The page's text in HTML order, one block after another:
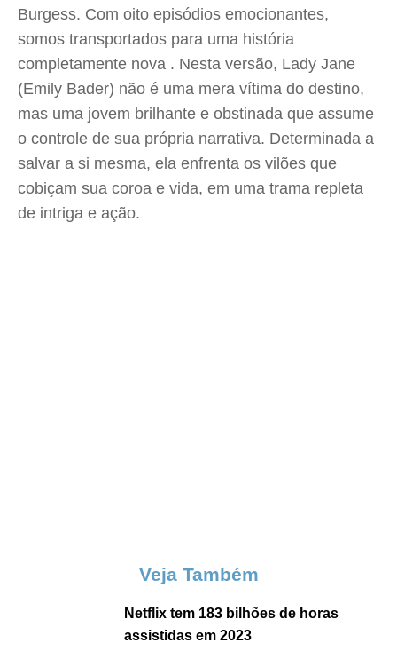
Burgess. Com oito episódios emocionantes,
somos transportados para uma história
completamente nova . Nesta versão, Lady Jane
(Emily Bader) não é uma mera vítima do destino,
mas uma jovem brilhante e obstinada que assume
o controle de sua própria narrativa. Determinada a
salvar a si mesma, ela enfrenta os vilões que
cobiçam sua coroa e vida, em uma trama repleta
de intriga e ação.
Veja Também
Netflix tem 183 bilhões de horas
assistidas em 2023